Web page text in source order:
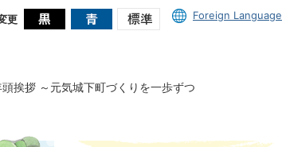
更 Foreign Language
挨拶 ～元気城下町づくりを一歩ずつ